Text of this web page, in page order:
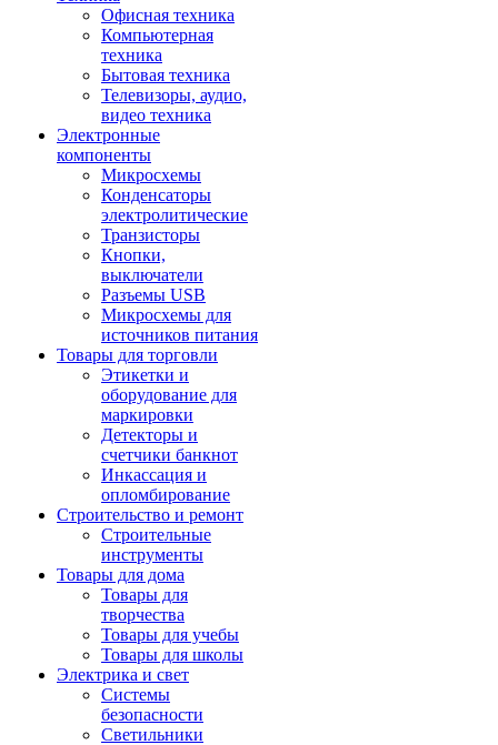
Офисная техника
Компьютерная
техника
Бытовая техника
Телевизоры, аудио,
видео техника
Электронные
компоненты
Микросхемы
Конденсаторы
электролитические
Транзисторы
Кнопки,
выключатели
Разъемы USB
Микросхемы для
источников питания
Товары для торговли
Этикетки и
оборудование для
маркировки
Детекторы и
счетчики банкнот
Инкассация и
опломбирование
Строительство и ремонт
Строительные
инструменты
Товары для дома
Товары для
творчества
Товары для учебы
Товары для школы
Электрика и свет
Системы
безопасности
Светильники